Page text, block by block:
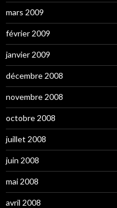
mars 2009
février 2009
janvier 2009
décembre 2008
novembre 2008
octobre 2008
juillet 2008
juin 2008
mai 2008
avril 2008